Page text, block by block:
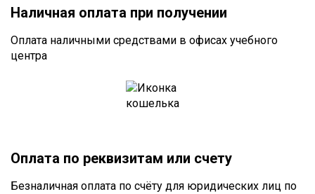
Наличная оплата при получении
Оплата наличными средствами в офисах учебного
центра
Оплата по реквизитам или счету
Безналичная оплата по счёту для юридических лиц по